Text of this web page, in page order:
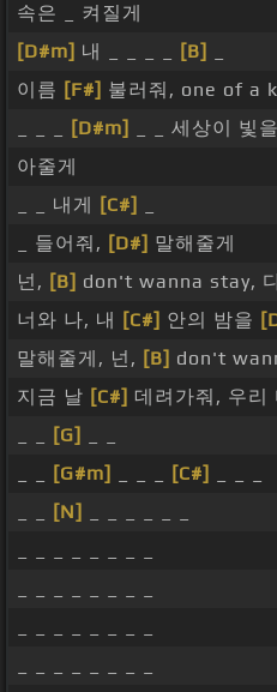
속은 _ 켜질게
[D#m] 내 _ _ _ _ [B]
이름 [F#] 불러줘, one of a
[D#m] _ _ 세상이 빛을
아줄게
_ _ 내게
[C#]
_ 들어줘, [D#] 말해줄게
넌, [B] don't wanna stay,
너와 나, 내
[C#] 안의 밤을
말해줄게, 넌, [B] don't
지금 날 [C#] 데려가줘, 우리
[G]
[G#m] [C#]
[N]